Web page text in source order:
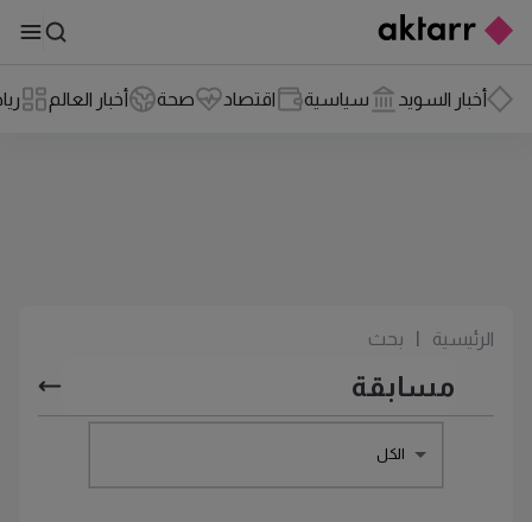
أخبار السويد سياسية اقتصاد صحة أخبار العالم
الرئيسية بحث
الكل